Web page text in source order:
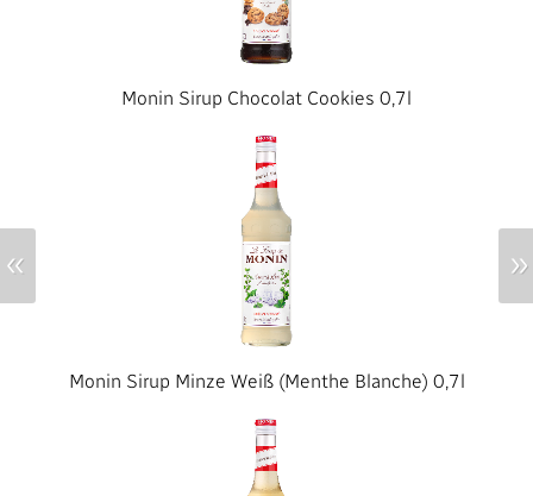
Monin Sirup Chocolat Cookies 0,7l
Monin Sirup Minze Weiß (Menthe Blanche) 0,7l
« »